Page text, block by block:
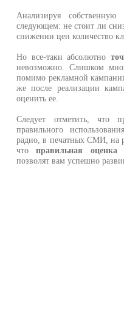
Анализируя
следующем: не стоит ли
снижении цен количество
Но все-таки абсолютно
невозможно. Слишком
помимо рекламной
же после реализации
оценить ее.
Следует отметить, что
правильного
радио, в печатных СМИ, на
чтоправильная
позволят вам успешно